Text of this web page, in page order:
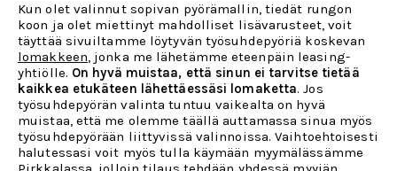
Kun olet valinnut sopivan pyörämallin, tiedät rungon
koon ja olet miettinyt mahdolliset lisävarusteet, voit
täyttää sivuiltamme löytyvän työsuhdepyöriä koskevan
lomakkeen, jonka me lähetämme eteenpäin leasing-
yhtiölle. On hyvä muistaa, että sinun ei tarvitse tietää
kaikkea etukäteen lähettäessäsi lomaketta. Jos
työsuhdepyörän valinta tuntuu vaikealta on hyvä
muistaa, että me olemme täällä auttamassa sinua myös
työsuhdepyörään liittyvissä valinnoissa. Vaihtoehtoisesti
halutessasi voit myös tulla käymään myymälässämme